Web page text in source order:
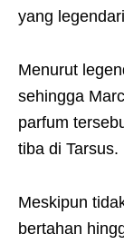
yang
Menurut
sehingga
parfum
tiba di Tarsus.
Meskipun
bertahan